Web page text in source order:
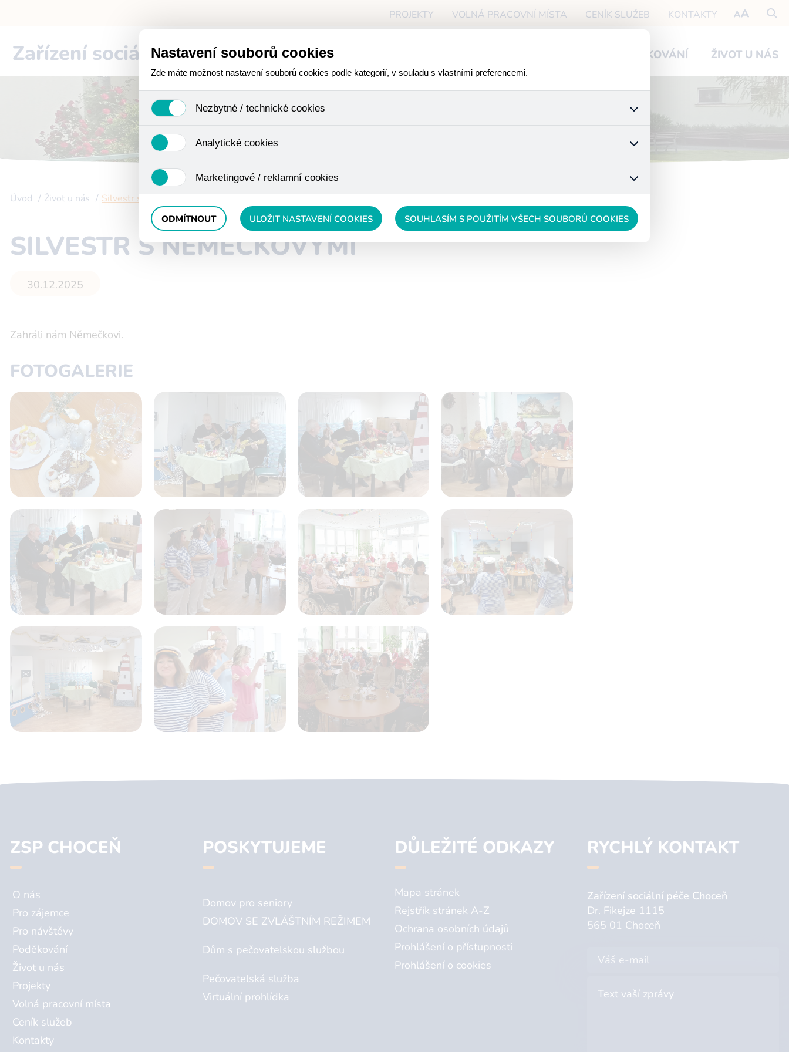
Zařízení sociální péčeChoceň
PROJEKTY VOLNÁ PRACOVNÍ MÍSTA CENÍK SLUŽEB KONTAKTY
PODĚKOVÁNÍ ŽIVOT U NÁS
Úvod Život u nás Silvestr s Němečkovými
SILVESTR S NĚMEČKOVÝMI
30.12.2025
Zahráli nám Němečkovi.
FOTOGALERIE
ZSP CHOCEŇ
O nás
Pro zájemce
Pro návštěvy
Poděkování
Život u nás
Projekty
Volná pracovní místa
Ceník služeb
Kontakty
POSKYTUJEME
Domov pro seniory
DOMOV SE ZVLÁŠTNÍM REŽIMEM
Dům s pečovatelskou službou
Pečovatelská služba
Virtuální prohlídka
DŮLEŽITÉ ODKAZY
Mapa stránek
Rejstřík stránek A-Z
Ochrana osobních údajů
Prohlášení o přístupnosti
Prohlášení o cookies
RYCHLÝ KONTAKT
Zařízení sociální péče Choceň
Dr. Fikejze 1115
565 01 Choceň
Nastavení souborů cookies
Zde máte možnost nastavení souborů cookies podle kategorií, v souladu s vlastními preferencemi.
Nezbytné / technické cookies
funkcí. Používají se mimo jiné k ukládání produktů v nákupním košíku, ovládání filtrů a také nastavení souhlasu s
Analytické cookies
anonymizaci se již nejedná o osobní údaje, protože anonymizované cookies nelze přiřadit konkrétnímu uživateli.
Marketingové / reklamní cookies
ODMÍTNOUT ULOŽIT NASTAVENÍ COOKIES SOUHLASÍM S POUŽITÍM VŠECH SOUBORŮ COOKIES